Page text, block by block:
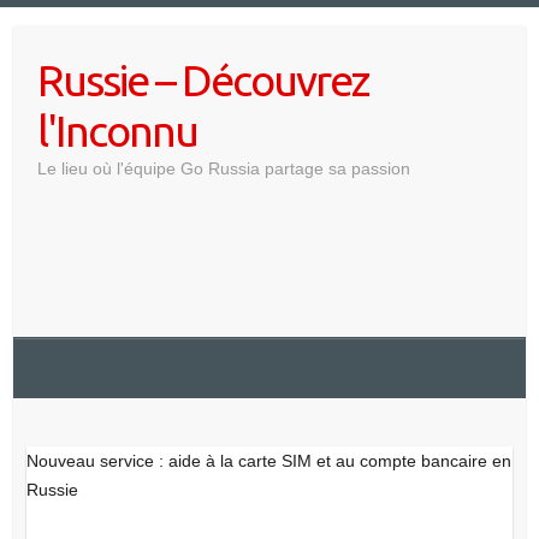
contentRussie – Découvrez
l'Inconnu
Le lieu où l'équipe Go Russia partage sa passion
Nouveau service : aide à la carte SIM et au compte bancaire en
Russie